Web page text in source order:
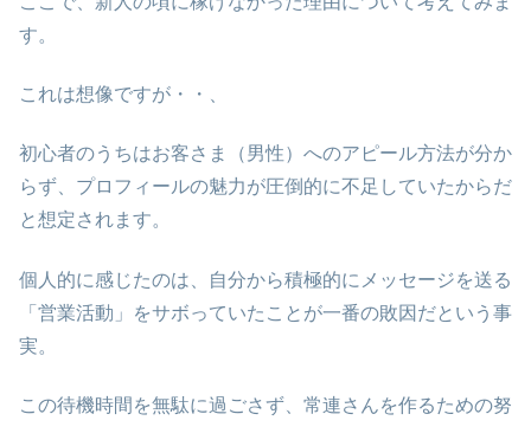
す。
これは想像ですが・・、
初心者のうちはお客さま（男性）へのアピール方法が分か
らず、プロフィールの魅力が圧倒的に不足していたからだ
と想定されます。
個人的に感じたのは、自分から積極的にメッセージを送る
「営業活動」をサボっていたことが一番の敗因だという事
実。
この待機時間を無駄に過ごさず、常連さんを作るための努